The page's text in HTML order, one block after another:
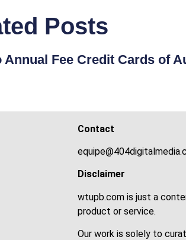
Posts
Annual Fee Credit Cards of
Contact
Disclaimer
wtupb.com is just a
product or service.
Our work is solely to